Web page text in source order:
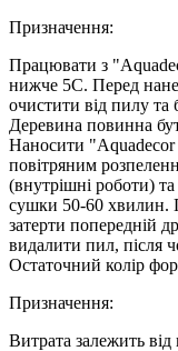
Призначення:
Працювати з
нижче 5С. Перед
очистити від пилу та
Деревина повинна
Наносити "Aquadecor
повітряним
(внутрішні роботи)
сушки 50-60 хвилин.
затерти попередній
видалити пил, після
Остаточний колір
Призначення:
Витрата залежить